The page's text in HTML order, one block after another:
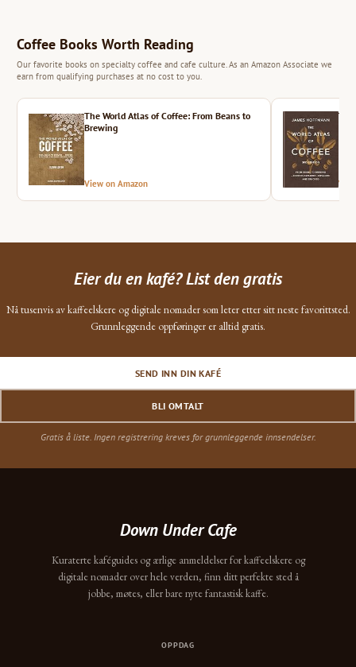
Coffee Books Worth Reading
Our favorite books on specialty coffee and cafe culture. As an Amazon Associate we
earn from qualifying purchases at no cost to you.
The World Atlas of Coffee: From Beans to
Brewing
View on Amazon
Eier du en kafé? List den gratis
Nå tusenvis av kaffeelskere og digitale nomader som leter etter sitt neste favorittsted.
Grunnleggende oppføringer er alltid gratis.
SEND INN DIN KAFÉ
BLI OMTALT
Gratis å liste. Ingen registrering kreves for grunnleggende innsendelser.
Down Under Cafe
Kuraterte kaféguides og ærlige anmeldelser for kaffeelskere og
digitale nomader over hele verden, finn ditt perfekte sted å
jobbe, møtes, eller bare nyte fantastisk kaffe.
OPPDAG